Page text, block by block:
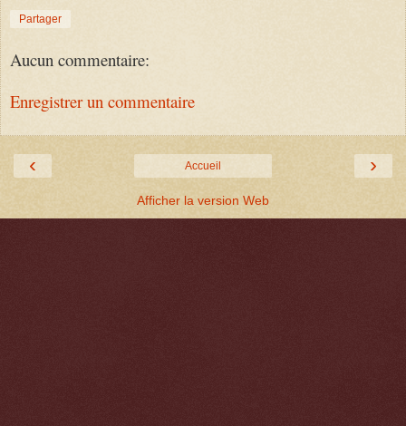
Partager
Aucun commentaire:
Enregistrer un commentaire
‹ ›
Accueil
Afficher la version Web